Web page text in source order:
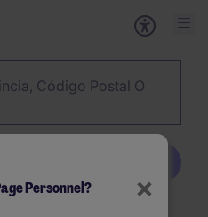
Código Postal O
×
Personnel?